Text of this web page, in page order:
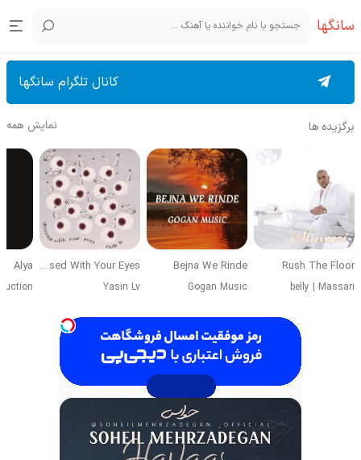
سانگها
کانال تلگرام سانگها
برگزیده ها نمایش همه
Rush The Floor
belly | Massari
Bejna We Rinde
Gogan Music
Obsessed With Your Eyes
Yasin Lv
Alya